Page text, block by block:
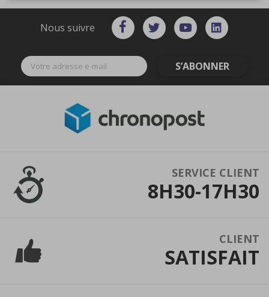
Nous suivre
S’ABONNER
SERVICE CLIENT
8H30-17H30
CLIENT
SATISFAIT